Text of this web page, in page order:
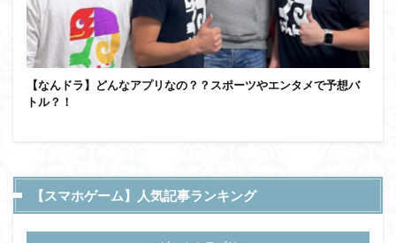
【なんドラ】どんなアプリなの？？スポーツやエンタメで予想バ
トル？！
【スマホゲーム】人気記事ランキング